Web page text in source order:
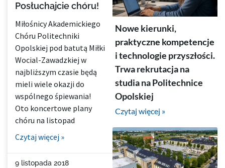
Posłuchajcie chóru!
Miłośnicy Akademickiego
Chóru Politechniki
Opolskiej pod batutą Miłki
Wocial-Zawadzkiej w
najbliższym czasie będą
mieli wiele okazji do
wspólnego śpiewania!
Oto koncertowe plany
chóru na listopad
Czytaj więcej »
9 listopada 2018
Nowe kierunki,
praktyczne kompetencje
i technologie przyszłości.
Trwa rekrutacja na
studia na Politechnice
Opolskiej
Czytaj więcej »